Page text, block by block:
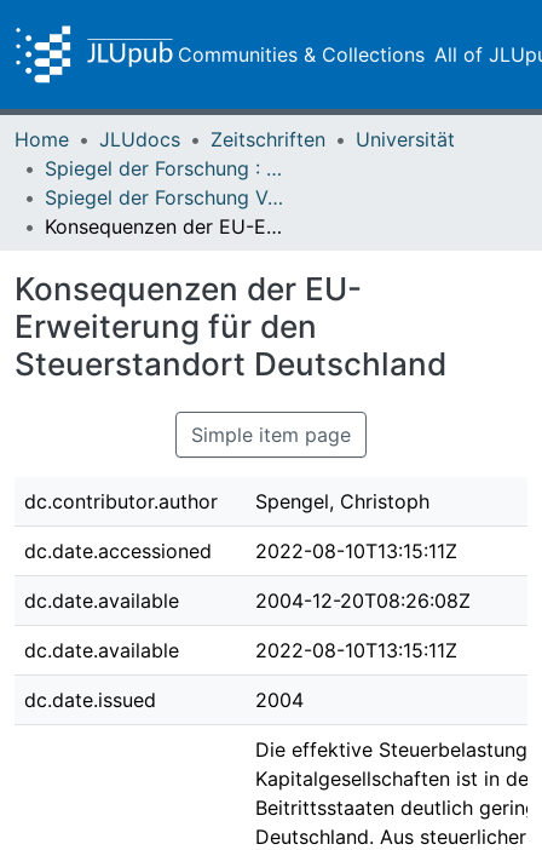
Communities & Collections All of
Home JLUdocs Zeitschriften
Universität
Spiegel der Forschung : Wissenschaftsmagazin
Spiegel der Forschung Vol. 21 (2004) Heft 1/2
Konsequenzen der EU-Erweiterung für den Steuerstandort Deutschland
Konsequenzen der EU-
Erweiterung für den
Steuerstandort Deutschland
Simple item page
dc.contributor.author Spengel, Christoph
dc.date.accessioned 2022-08-10T13:15:11Z
dc.date.available 2004-12-20T08:26:08Z
dc.date.available 2022-08-10T13:15:11Z
dc.date.issued 2004
Die effektive Steuerbelastung
Kapitalgesellschaften ist in
Beitrittsstaaten deutlich
Deutschland. Aus steuerlicher